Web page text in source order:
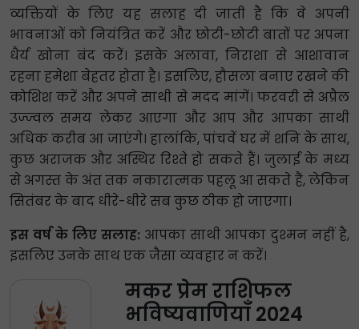
व्यक्तियों के लिए यह सलाह दी जाती है कि वे अपनी
भावनाओं को नियंत्रित करें और छोटी-छोटी बातों पर अपना
धैर्य खोना बंद करें। इसके अलावा, निराशा से आशावान
रहना हमेशा बेहतर होता है। इसलिए, हौसला बनाए रखने की
कोशिश करें और अपने साथी से मदद मांगें। फरवरी से अप्रैल
उज्ज्वल समय लेकर आएगा और आप और आपका साथी
अधिक करीब आ जाएंगे। हालांकि, पांचवें घर में शनि के साथ,
कुछ अराजक और अस्थिर रिश्ते हो सकते हैं। जुलाई के मध्य
से अगस्त के अंत तक नकारात्मक पहलू आ सकते हैं, लेकिन
सितंबर के बाद धीरे-धीरे सब कुछ ठीक हो जाएगा।
इस वर्ष के लिए सलाह: आपका साथी आपका दुश्मन नहीं है,
इसलिए उनके साथ एक जैसा व्यवहार न करें।
मकर प्रेम राशिफल
भविष्यवाणियाँ 2024